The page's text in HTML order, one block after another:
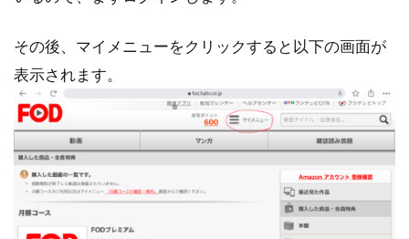
その後、マイメニューをクリックすると以下の画面が
表示されます。